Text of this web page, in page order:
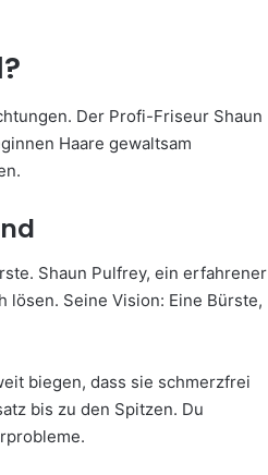
Der Profi-Friseur Shaun
Haare gewaltsam
Shaun Pulfrey, ein erfahrener
Seine Vision: Eine Bürste,
biegen, dass sie schmerzfrei
bis zu den Spitzen. Du